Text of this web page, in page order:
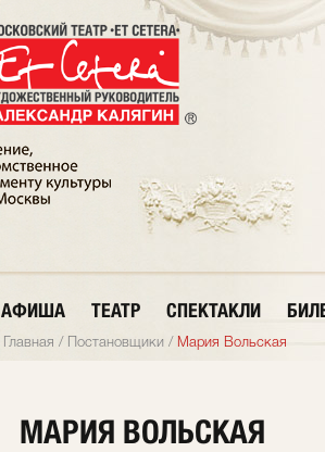
АФИША ТЕАТР СПЕКТАКЛИ
Главная / Постановщики / Мария Вольская
МАРИЯ ВОЛЬСКАЯ